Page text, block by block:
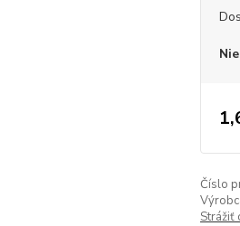
Číslo
Strážiť